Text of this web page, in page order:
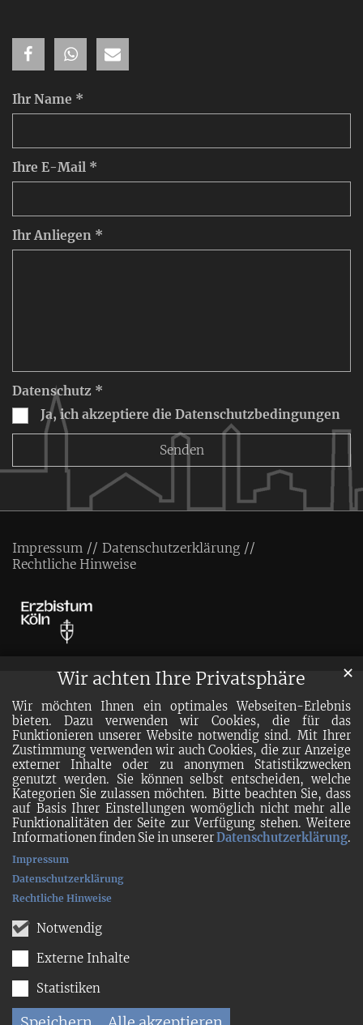
Wir achten Ihre Privatsphäre
Wir möchten Ihnen ein optimales Webseiten-Erlebnis
bieten. Dazu verwenden wir Cookies, die für das
Funktionieren unserer Website notwendig sind. Mit Ihrer
Zustimmung verwenden wir auch Cookies, die zur Anzeige
externer Inhalte oder zu anonymen Statistikzwecken
genutzt werden. Sie können selbst entscheiden, welche
Kategorien Sie zulassen möchten. Bitte beachten Sie, dass
auf Basis Ihrer Einstellungen womöglich nicht mehr alle
Funktionalitäten der Seite zur Verfügung stehen. Weitere
Informationen finden Sie in unsererDatenschutzerklärung.
Notwendig
Externe Inhalte
Statistiken
✕
Impressum
Datenschutzerklärung
Rechtliche Hinweise
Ihr Name *
Ihre E-Mail *
Ihr Anliegen *
Datenschutz *
Ja, ich akzeptiere die Datenschutzbedingungen
Impressum
Datenschutzerklärung
Rechtliche Hinweise